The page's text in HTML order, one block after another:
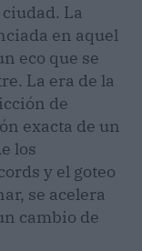
La
en aquel
eco que se
La era de la
de
exacta de un
los
y el goteo
se acelera
cambio de